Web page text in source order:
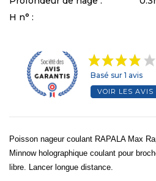
H n° :
Basé sur 1 avis
VOIR LES AVIS
Poisson nageur coulant RAPALA Max
Minnow holographique coulant pour
libre. Lancer longue distance.